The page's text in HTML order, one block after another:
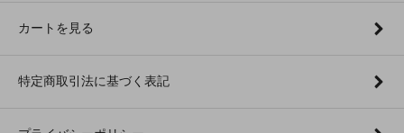
カートを見る
特定商取引法に基づく表記